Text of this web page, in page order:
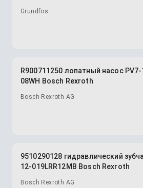
Grundfos
R900711250 лопатный насос
08WH Bosch Rexroth
Bosch Rexroth AG
9510290128 гидравлический
12-019LRR12MB Bosch Rexroth
Bosch Rexroth AG